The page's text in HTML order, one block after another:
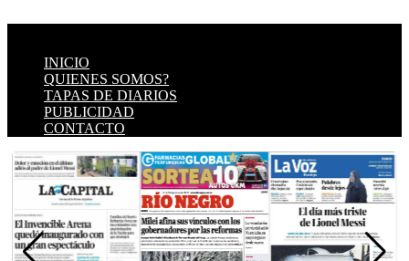
INICIO
QUIENES SOMOS?
TAPAS DE DIARIOS
PUBLICIDAD
CONTACTO